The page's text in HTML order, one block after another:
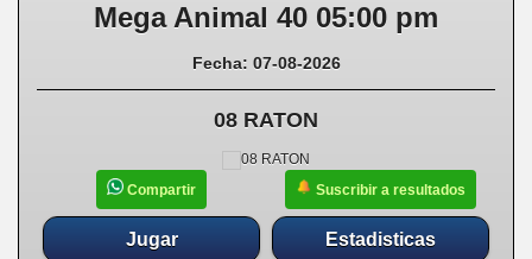
Mega Animal 40 05:00 pm
Fecha: 07-08-2026
08 RATON
Compartir Suscribir a resultados
Jugar Estadisticas